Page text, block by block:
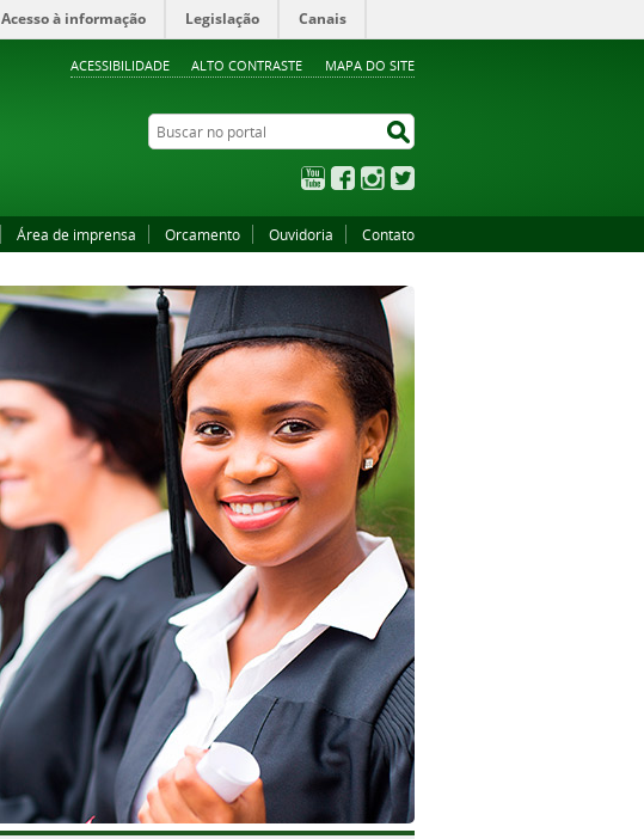
ACESSIBILIDADE ALTO CONTRASTE MAPA DO SITE
Acesso à informação Legislação Canais
Buscar no portal
YouTubeFacebookInstagram
Área de imprensa Orcamento Ouvidoria Contato